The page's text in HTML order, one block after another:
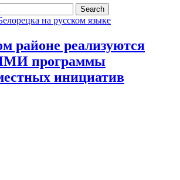
на русском языке
районе реализуются
программы
инициатив